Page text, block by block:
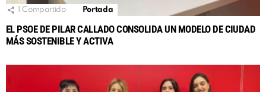
Compartido Portada
EL PSOE DE PILAR CALLADO CONSOLIDA UN MODELO DE CIUDAD
MÁS SOSTENIBLE Y ACTIVA